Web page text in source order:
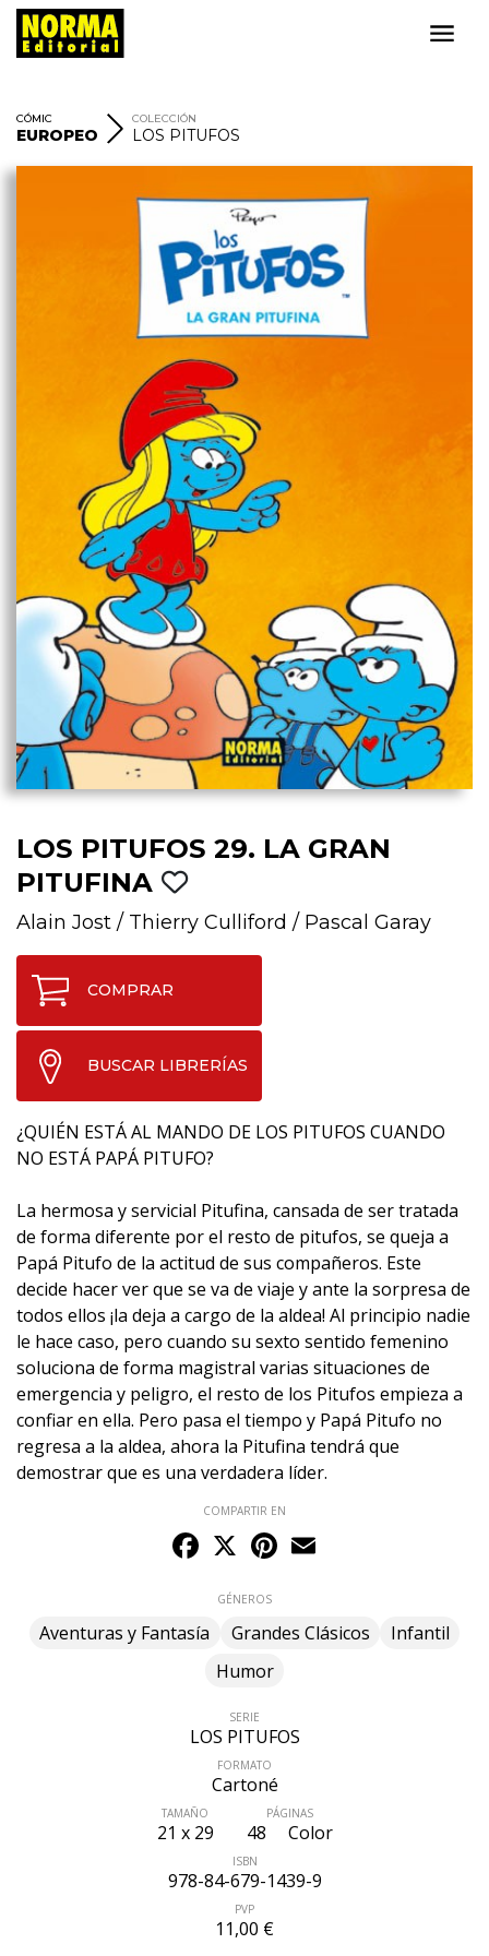
CÓMIC
EUROPEO
COLECCIÓN
LOS PITUFOS
LOS PITUFOS 29. LA GRAN
PITUFINA
Alain Jost / Thierry Culliford / Pascal Garay
COMPRAR
BUSCAR LIBRERÍAS
¿QUIÉN ESTÁ AL MANDO DE LOS PITUFOS CUANDO
NO ESTÁ PAPÁ PITUFO?
La hermosa y servicial Pitufina, cansada de ser tratada
de forma diferente por el resto de pitufos, se queja a
Papá Pitufo de la actitud de sus compañeros. Este
decide hacer ver que se va de viaje y ante la sorpresa de
todos ellos ¡la deja a cargo de la aldea! Al principio nadie
le hace caso, pero cuando su sexto sentido femenino
soluciona de forma magistral varias situaciones de
emergencia y peligro, el resto de los Pitufos empieza a
confiar en ella. Pero pasa el tiempo y Papá Pitufo no
regresa a la aldea, ahora la Pitufina tendrá que
demostrar que es una verdadera líder.
COMPARTIR EN
Facebook
X Pinterest
GÉNEROS
Aventuras y Fantasía Grandes Clásicos
Infantil
Humor
SERIE
LOS PITUFOS
FORMATO
Cartoné
TAMAÑO
21 x 29
PÁGINAS
48 Color
ISBN
978-84-679-1439-9
PVP
11,00 €
ÚLTIMO NÚMERO PUBLICADO